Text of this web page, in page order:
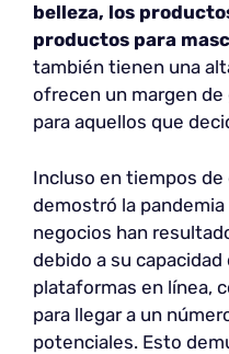
belleza, los
productos para
también tienen una
ofrecen un margen
para aquellos que
Incluso en tiempos
demostró la pandemia
negocios han
debido a su
plataformas en línea,
para llegar a un
potenciales. Esto